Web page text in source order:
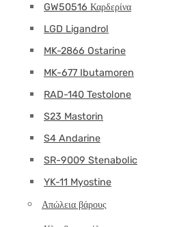
GW50516 Καρδερίνα
LGD Ligandrol
MK-2866 Ostarine
MK-677 Ibutamoren
RAD-140 Testolone
S23 Mastorin
S4 Andarine
SR-9009 Stenabolic
YK-11 Myostine
Απώλεια βάρους